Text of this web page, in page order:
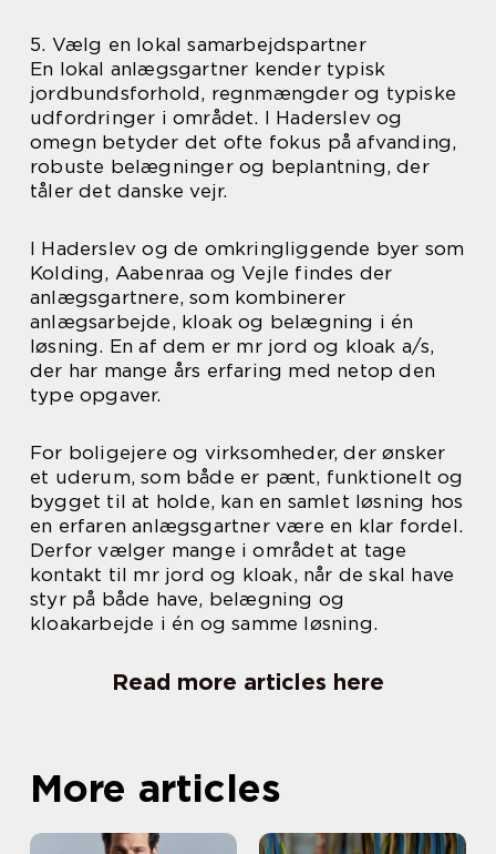
5. Vælg en lokal samarbejdspartner
En lokal anlægsgartner kender typisk
jordbundsforhold, regnmængder og typiske
udfordringer i området. I Haderslev og
omegn betyder det ofte fokus på afvanding,
robuste belægninger og beplantning, der
tåler det danske vejr.
I Haderslev og de omkringliggende byer som
Kolding, Aabenraa og Vejle findes der
anlægsgartnere, som kombinerer
anlægsarbejde, kloak og belægning i én
løsning. En af dem er mr jord og kloak a/s,
der har mange års erfaring med netop den
type opgaver.
For boligejere og virksomheder, der ønsker
et uderum, som både er pænt, funktionelt og
bygget til at holde, kan en samlet løsning hos
en erfaren anlægsgartner være en klar fordel.
Derfor vælger mange i området at tage
kontakt til mr jord og kloak, når de skal have
styr på både have, belægning og
kloakarbejde i én og samme løsning.
Read more articles here
More articles